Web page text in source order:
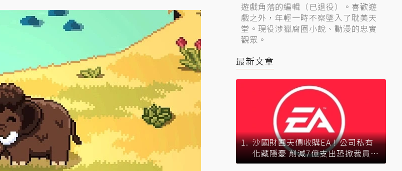
遊戲角落的編輯（已退役）。喜歡遊
戲之外，年輕一時不察墜入了耽美天
堂。現役涉獵腐圈小說、動漫的忠實
觀眾。
最新文章
沙國財團天價收購EA！公司私有
化藏隱憂 削減7億支出恐掀裁員風
暴？